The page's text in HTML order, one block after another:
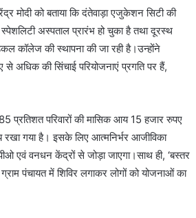
मोदी को बताया कि दंतेवाड़ा एजुकेशन सिटी की
अस्पताल प्रारंभ हो चुका है तथा दूरस्थ
कॉलेज की स्थापना की जा रही है।उन्होंने
अधिक की सिंचाई परियोजनाएं प्रगति पर हैं,
प्रतिशत परिवारों की मासिक आय 15 हजार रुपए
गया है। इसके लिए आत्मनिर्भर आजीविका
एवं वनधन केंद्रों से जोड़ा जाएगा।साथ ही, ‘बस्तर
पंचायत में शिविर लगाकर लोगों को योजनाओं का